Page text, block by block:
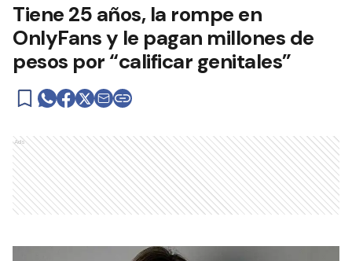
Tiene 25 años, la rompe en
OnlyFans y le pagan millones de
pesos por “calificar genitales”
Ads